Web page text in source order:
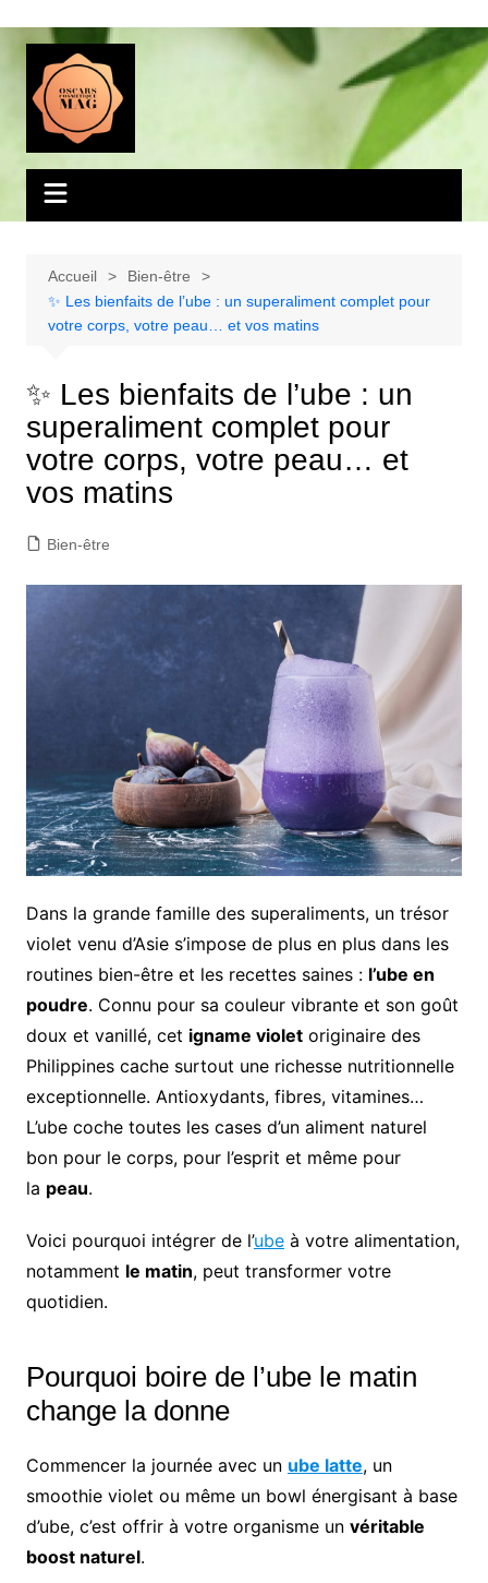
contenu
Accueil
Bien-être
✨ Les bienfaits de l’ube : un superaliment complet pour
votre corps, votre peau… et vos matins
✨ Les bienfaits de l’ube : un
superaliment complet pour
votre corps, votre peau… et
vos matins
Bien-être
Dans la grande famille des superaliments, un trésor
violet venu d’Asie s’impose de plus en plus dans les
routines bien-être et les recettes saines : l’ube en
poudre. Connu pour sa couleur vibrante et son goût
doux et vanillé, cet igname violetoriginaire des
Philippines cache surtout une richesse nutritionnelle
exceptionnelle. Antioxydants, fibres, vitamines…
L’ube coche toutes les cases d’un aliment naturel
bon pour le corps, pour l’esprit et même pour
la peau.
Voici pourquoi intégrer de l’ubeà votre alimentation,
notamment le matin, peut transformer votre
quotidien.
Pourquoi boire de l’ube le matin
change la donne
Commencer la journée avec un ube latte, un
smoothie violet ou même un bowl énergisant à base
d’ube, c’est offrir à votre organisme un véritable
boost naturel.